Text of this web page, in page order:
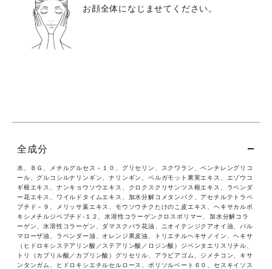
お顔全体になじませてください。
全成分
水、ＢＧ、メチルグルセス－１０、グリセリン、スクワラン、ペンチレングリコ
ール、グルコシルナリンギン、ナリンギン、ベルガモット果実エキス、エゾウコ
ギ根エキス、ナンキョウソウエキス、クロクスクリサンツス根エキス、ラベンダ
ー花エキス、ワイルドタイムエキス、加水分解コメタンパク、アセチルテトラペ
プチド－９、メリッサ葉エキス、モウソウチクたけのこ皮エキス、ヘキサカルボ
キシメチルジペプチド‐１２、水溶性コラーゲンクロスポリマー、加水分解コラ
ーゲン、水溶性コラーゲン、ダマスクバラ花油、ニオイテンジクアオイ油、パル
マローザ油、ラベンダー油、オレンジ果皮油、トリエチルヘキサノイン、ヘキサ
（ヒドロキシステアリン酸／ステアリン酸／ロジン酸）ジペンタエリスリチル、
トリ（カプリル酸／カプリン酸）グリセリル、アラビアゴム、ジメチコン、キサ
ンタンガム、ヒドロキシエチルセルロース、ポリソルベート６０、セスキイソス